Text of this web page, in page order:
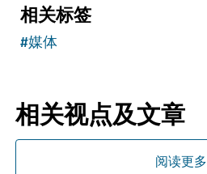
相关标签
#媒体
相关视点及文章
阅读更多